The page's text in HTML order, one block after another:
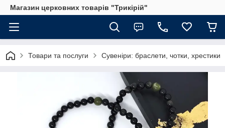
Магазин церковних товарів "Трикірій"
Товари та послуги Сувеніри: браслети, чотки, хрестики